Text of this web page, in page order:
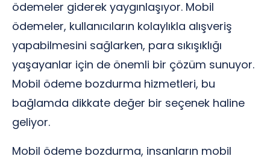
ödemeler giderek yaygınlaşıyor. Mobil
ödemeler, kullanıcıların kolaylıkla alışveriş
yapabilmesini sağlarken, para sıkışıklığı
yaşayanlar için de önemli bir çözüm sunuyor.
Mobil ödeme bozdurma hizmetleri, bu
bağlamda dikkate değer bir seçenek haline
geliyor.
Mobil ödeme bozdurma, insanların mobil